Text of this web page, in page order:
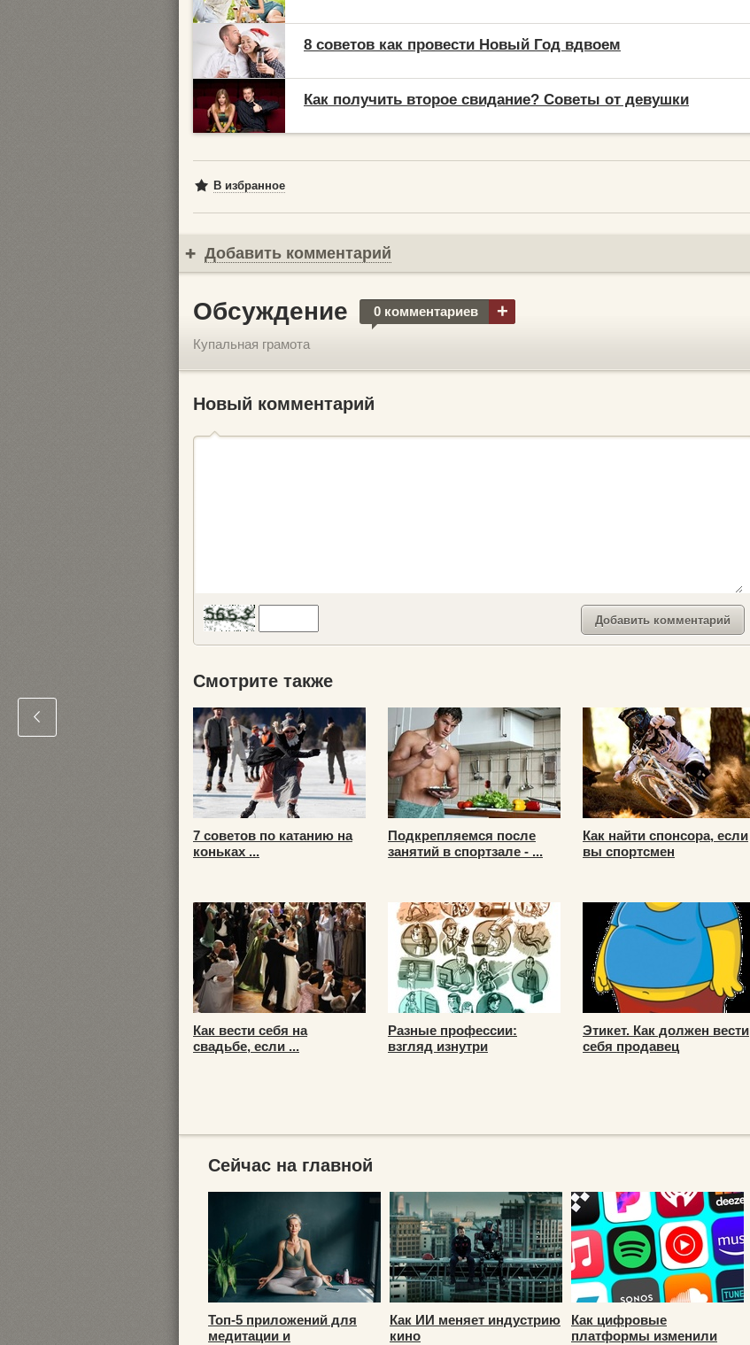
8 советов как провести Новый Год вдвоем
Как получить второе свидание? Советы от девушки
В избранное
Добавить комментарий
Обсуждение 0 комментариев +
Купальная грамота
Новый комментарий
Смотрите также
7 советов по катанию на
коньках ...
Подкрепляемся после
занятий в спортзале - ...
Как найти спонсора, если
вы спортсмен
Как вести себя на
свадьбе, если ...
Разные профессии:
взгляд изнутри
Этикет. Как должен вести
себя продавец
Сейчас на главной
Топ-5 приложений для
медитации и
Как ИИ меняет индустрию
кино
Как цифровые
платформы изменили